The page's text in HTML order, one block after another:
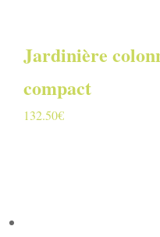
Jardinière
compact
132.50€